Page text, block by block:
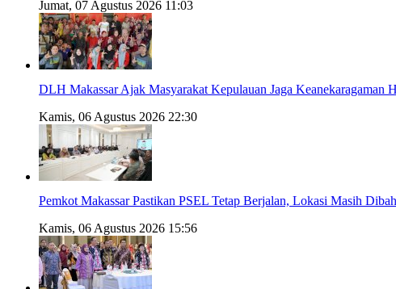
Jumat, 07 Agustus 2026 11:03
DLH Makassar Ajak Masyarakat Kepulauan Jaga Keanekaragaman
Kamis, 06 Agustus 2026 22:30
Pemkot Makassar Pastikan PSEL Tetap Berjalan, Lokasi Masih
Kamis, 06 Agustus 2026 15:56